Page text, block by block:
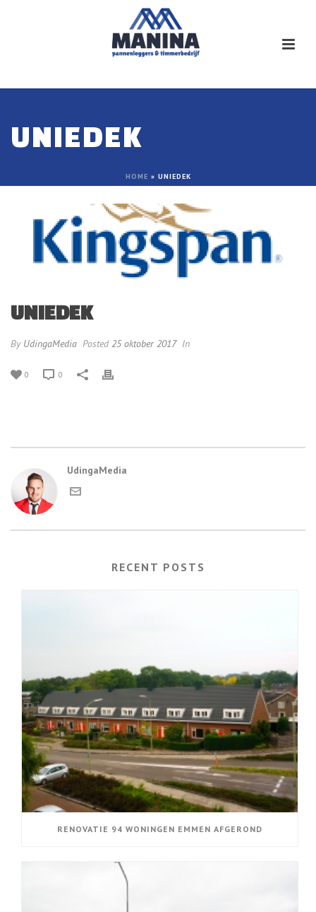
UNIEDEK
HOME » UNIEDEK
UNIEDEK
By UdingaMedia Posted 25 oktober 2017 In
0 0
UdingaMedia
RECENT POSTS
RENOVATIE 94 WONINGEN EMMEN AFGEROND